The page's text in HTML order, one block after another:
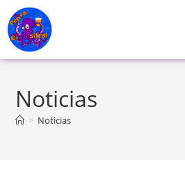
Noticias
> Noticias